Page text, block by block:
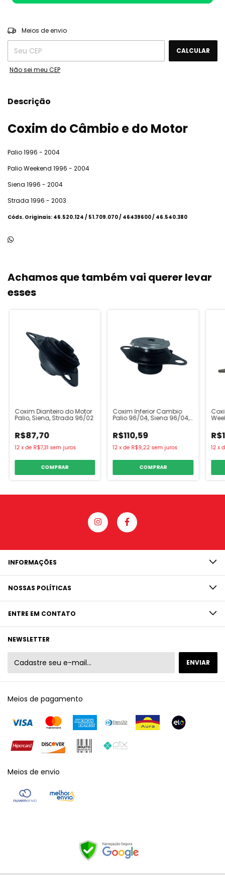
Entregas para o CEP:
Meios de envio
CALCULAR
Não sei meu CEP
Descrição
Coxim do Câmbio e do Motor
Palio 1996 - 2004
Palio Weekend 1996 - 2004
Siena 1996 - 2004
Strada 1996 - 2003
Códs. Originais: 46.520.124 / 51.709.070 / 46439600 / 46.540.380
Achamos que também vai querer levar
esses
Coxim Dianteiro do Motor
Palio, Siena, Strada 96/02
R$87,70
12 xde R$7,31 sem juros
COMPRAR
Coxim Inferior Cambio
Palio 96/04, Siena 96/04,
R$110,59
12 xde R$9,22 sem juros
COMPRAR
12 x
INFORMAÇÕES
NOSSAS POLÍTICAS
ENTRE EM CONTATO
NEWSLETTER
Meios de pagamento
Meios de envio